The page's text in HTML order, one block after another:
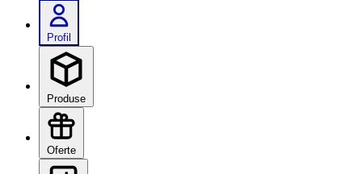
Profil
Produse
Oferte